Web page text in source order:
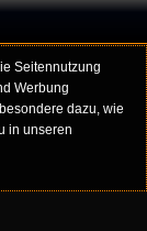
Seitennutzung
Werbung
dazu, wie
in unseren